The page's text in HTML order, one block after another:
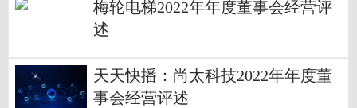
梅轮电梯2022年年度董事会经营评
述
天天快播：尚太科技2022年年度董
事会经营评述